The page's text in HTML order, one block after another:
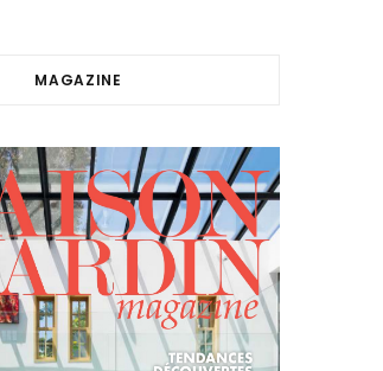
MAGAZINE